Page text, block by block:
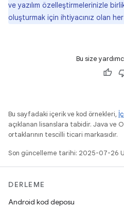
ve yazılım özelleştirmelerinizle
oluşturmak için ihtiyacınız olan
Bu size
Bu sayfadaki içerik ve kod örnekleri,
açıklanan lisanslara tabidir. Java ve
ortaklarının tescilli ticari markasıdır.
Son güncelleme tarihi: 2025-07-26
DERLEME
Android kod deposu